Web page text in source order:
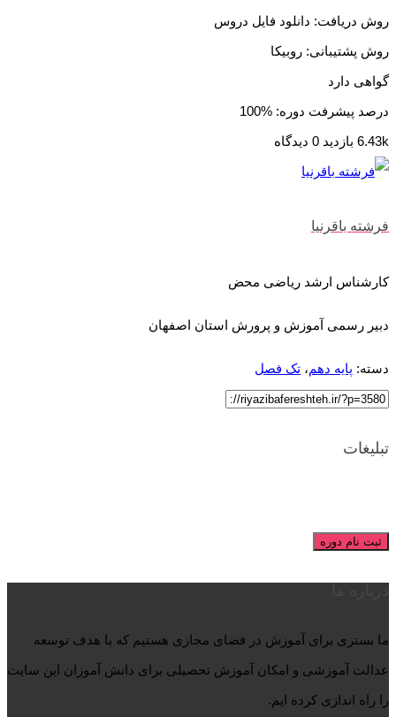
روش دریافت: دانلود فایل دروس
روش پشتیبانی: روبیکا
گواهی دارد
درصد پیشرفت دوره: %100
6.43k بازدید
فرشته باقرنیا
کارشناس ارشد ریاضی محض
دبیر رسمی آموزش و پرورش استان اصفهان
دسته: پایه دهم، تک فصل
تبلیغات
ثبت نام دوره
ما بستری برای آموزش در فضای مجازی هستیم که با هدف توسعه
عدالت آموزشی و امکان آموزش تحصیلی برای دانش آموزان این سایت
را راه اندازی کرده ایم.